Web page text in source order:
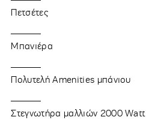
Πετσέτες
Μπανιέρα
Πολυτελή Amenities μπάνιου
Στεγνωτήρα μαλλιών 2000 Watt